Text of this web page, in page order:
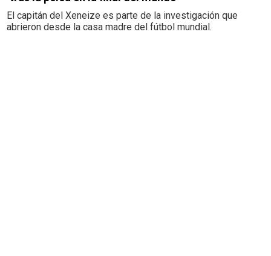
El capitán del Xeneize es parte de la investigación que
abrieron desde la casa madre del fútbol mundial.